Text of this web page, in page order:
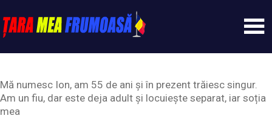
to
content
Tarameafrumoasa
Mă numesc Ion, am 55 de ani și în prezent trăiesc singur.
Am un fiu, dar este deja adult și locuiește separat, iar soția
mea